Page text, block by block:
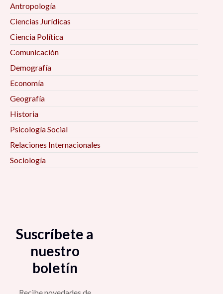
Antropología
Ciencias Jurídicas
Ciencia Política
Comunicación
Demografía
Economía
Geografía
Historia
Psicología Social
Relaciones Internacionales
Sociología
Suscríbete a
nuestro
boletín